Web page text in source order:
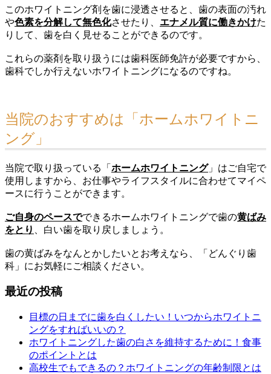
このホワイトニング剤を歯に浸透させると、歯の表面の汚れ
や色素を分解して無色化させたり、 エナメル質に働きかけた
りして、歯を白く見せることができるのです。
これらの薬剤を取り扱うには歯科医師免許が必要ですから、
歯科でしか行えないホワイトニングになるのですね。
当院のおすすめは「ホームホワイトニ
ング」
当院で取り扱っている「 ホームホワイトニング」はご自宅で
使用しますから、お仕事やライフスタイルに合わせてマイペ
ースに行うことができます。
ご自身のペースでできるホームホワイトニングで歯の黄ばみ
をとり
、白い歯を取り戻しましょう。
歯の黄ばみをなんとかしたいとお考えなら、「どんぐり歯
科」にお気軽にご相談ください。
最近の投稿
目標の日までに歯を白くしたい！いつからホワイトニ
ングをすればいいの？
ホワイトニングした歯の白さを維持するために！食事
のポイントとは
高校生でもできるの？ホワイトニングの年齢制限とは